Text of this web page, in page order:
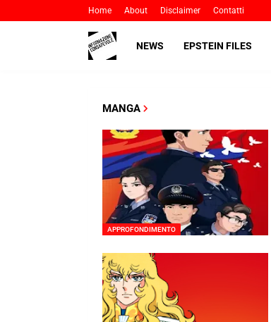
Home About Disclaimer Contatti
NEWS EPSTEIN FILES
MANGA
APPROFONDIMENTO